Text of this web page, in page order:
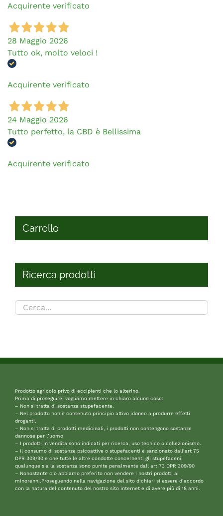
Carrello
Ricerca prodotti
Acquirente verificato
28 Maggio 2026
Tutto ok, molto veloci !
Acquirente verificato
24 Maggio 2026
Tutto perfetto, la CBD è Bellissima
Acquirente verificato
Prodotto agricolo privo di eccipienti che lo alterino.
Prima di proseguire, vogliamo mettere in chiaro alcune cose:
– Non si tratta di sostanza stupefacente.
– Nel prodotto non è contenuto principio attivo idoneo a produrre effetti
droganti.
– Non si tratta di prodotti medicinali, i prodotti non contengono sostanze
dannose per l’uomo
– I prodotti in vendita sono indicati per ricerca, uso tecnico o collezionismo.
– Il consumo di sostanze psicoattive o stupefacenti è sanzionato dall’art 75
DPR 309/90 e che tutte le altre condotte concernenti gli stupefaceni,
qualunque sia la sostanza sono punite penalmente dall art 73 DPR 309/90
– Nonostante ciò abbiamo preferito non vendere i nostri prodotti ai
minorenni.Proseguendo nella navigazione del sito dichiari si essere d’accordo
con la natura del contenuto del nostro sito internet e di avere più di 18 anni.